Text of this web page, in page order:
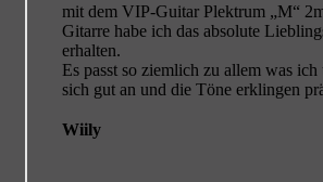
mit dem VIP-Guitar Plektrum „M“
Gitarre habe ich das absolute
erhalten.
Es passt so ziemlich zu allem was
sich gut an und die Töne erklingen
Wiily